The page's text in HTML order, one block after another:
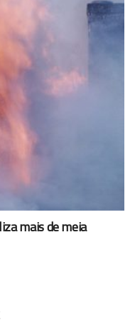
mais de meia